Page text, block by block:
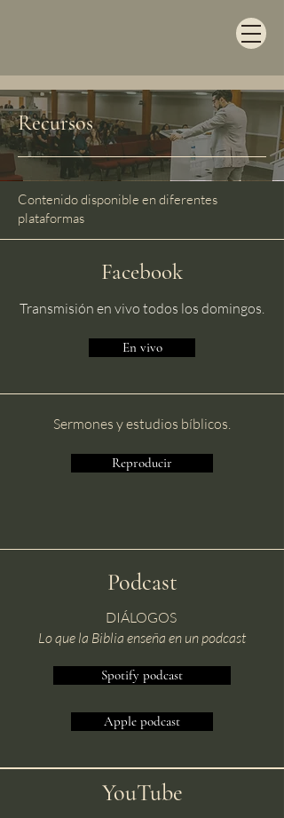
Recursos
Contenido disponible en diferentes
plataformas
Facebook
Transmisión en vivo todos los domingos.
En vivo
Sermones y estudios bíblicos.
Reproducir
Podcast
DIÁLOGOS
Lo que la Biblia enseña en un podcast
Spotify podcast
Apple podcast
YouTube